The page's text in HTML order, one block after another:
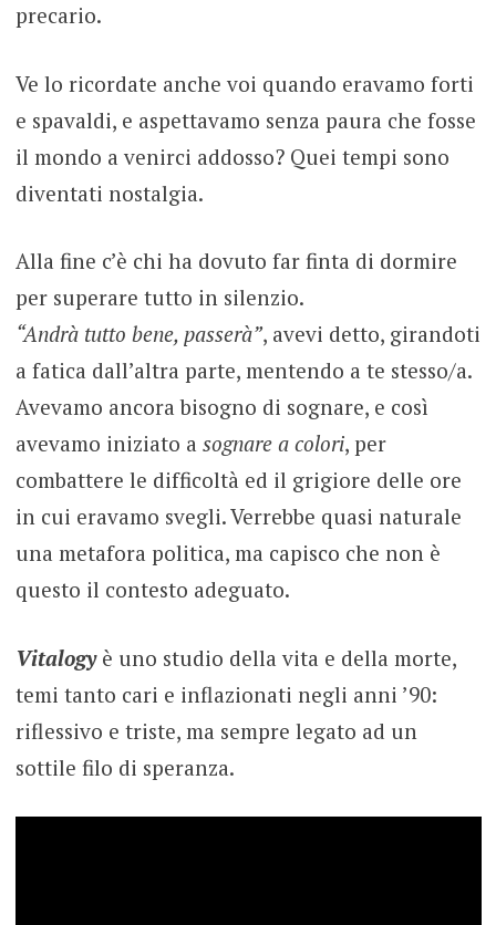
precario.
Ve lo ricordate anche voi quando eravamo forti
e spavaldi, e aspettavamo senza paura che fosse
il mondo a venirci addosso? Quei tempi sono
diventati nostalgia.
Alla fine c’è chi ha dovuto far finta di dormire
per superare tutto in silenzio.
“Andrà tutto bene, passerà”, avevi detto, girandoti
a fatica dall’altra parte, mentendo a te stesso/a.
Avevamo ancora bisogno di sognare, e così
avevamo iniziato a sognare a colori, per
combattere le difficoltà ed il grigiore delle ore
in cui eravamo svegli. Verrebbe quasi naturale
una metafora politica, ma capisco che non è
questo il contesto adeguato.
Vitalogyè uno studio della vita e della morte,
temi tanto cari e inflazionati negli anni ’90:
riflessivo e triste, ma sempre legato ad un
sottile filo di speranza.